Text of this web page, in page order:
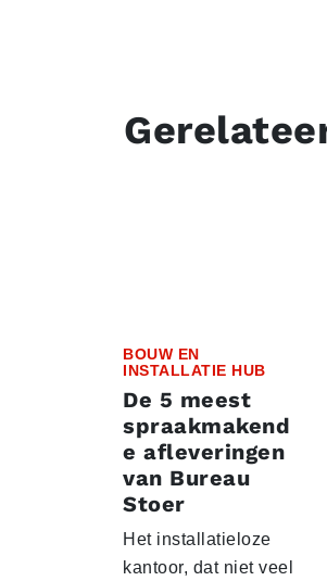
BOUW EN
INSTALLATIE HUB
De 5 meest
spraakmakend
e afleveringen
van Bureau
Stoer
Het installatieloze
kantoor, dat niet veel